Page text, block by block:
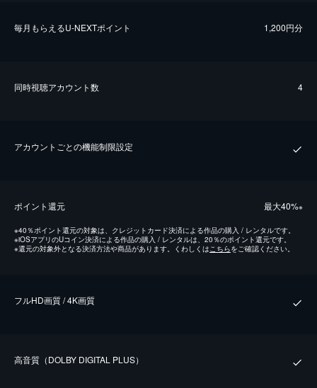
毎⽉もらえるU-NEXTポイント 1,200円分
同時視聴アカウント数 4
アカウントごとの機能制限設定
ポイント還元 最⼤40%※
※40％ポイント還元の対象は、クレジットカード決済による作品の購入 / レンタルです。
※iOSアプリのUコイン決済による作品の購入 / レンタルは、20％のポイント還元です。
※還元の対象外となる決済方法や商品があります。くわしくはこちらをご確認ください。
フルHD画質 / 4K画質
⾼⾳質（DOLBY DIGITAL PLUS）